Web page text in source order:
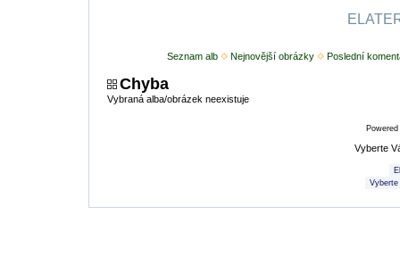
Seznam alb Nejnovější obrázky Poslední
Chyba
Vybraná alba/obrázek neexistuje
Vyberte